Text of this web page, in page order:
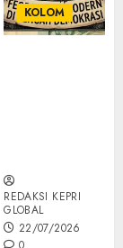
KOLOM
REDAKSI KEPRI
GLOBAL
22/07/2026